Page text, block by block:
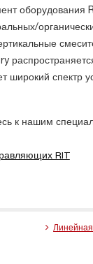
оборудования
широкий спектр
к нашим
RIT